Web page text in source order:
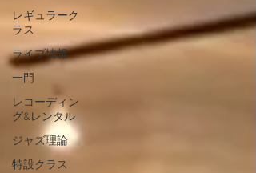
レギュラーク
ラス
ライブ情報
一門
レコーディン
グ&レンタル
ジャズ理論
特設クラス